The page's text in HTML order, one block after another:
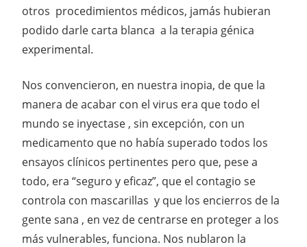
otros procedimientos médicos, jamás hubieran
podido darle carta blanca a la terapia génica
experimental.
Nos convencieron, en nuestra inopia, de que la
manera de acabar con el virus era que todo el
mundo se inyectase , sin excepción, con un
medicamento que no había superado todos los
ensayos clínicos pertinentes pero que, pese a
todo, era “seguro y eficaz”, que el contagio se
controla con mascarillas y que los encierros de la
gente sana , en vez de centrarse en proteger a los
más vulnerables, funciona. Nos nublaron la